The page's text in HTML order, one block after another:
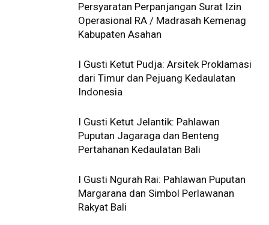
Persyaratan Perpanjangan Surat Izin
Operasional RA / Madrasah Kemenag
Kabupaten Asahan
I Gusti Ketut Pudja: Arsitek Proklamasi
dari Timur dan Pejuang Kedaulatan
Indonesia
I Gusti Ketut Jelantik: Pahlawan
Puputan Jagaraga dan Benteng
Pertahanan Kedaulatan Bali
I Gusti Ngurah Rai: Pahlawan Puputan
Margarana dan Simbol Perlawanan
Rakyat Bali